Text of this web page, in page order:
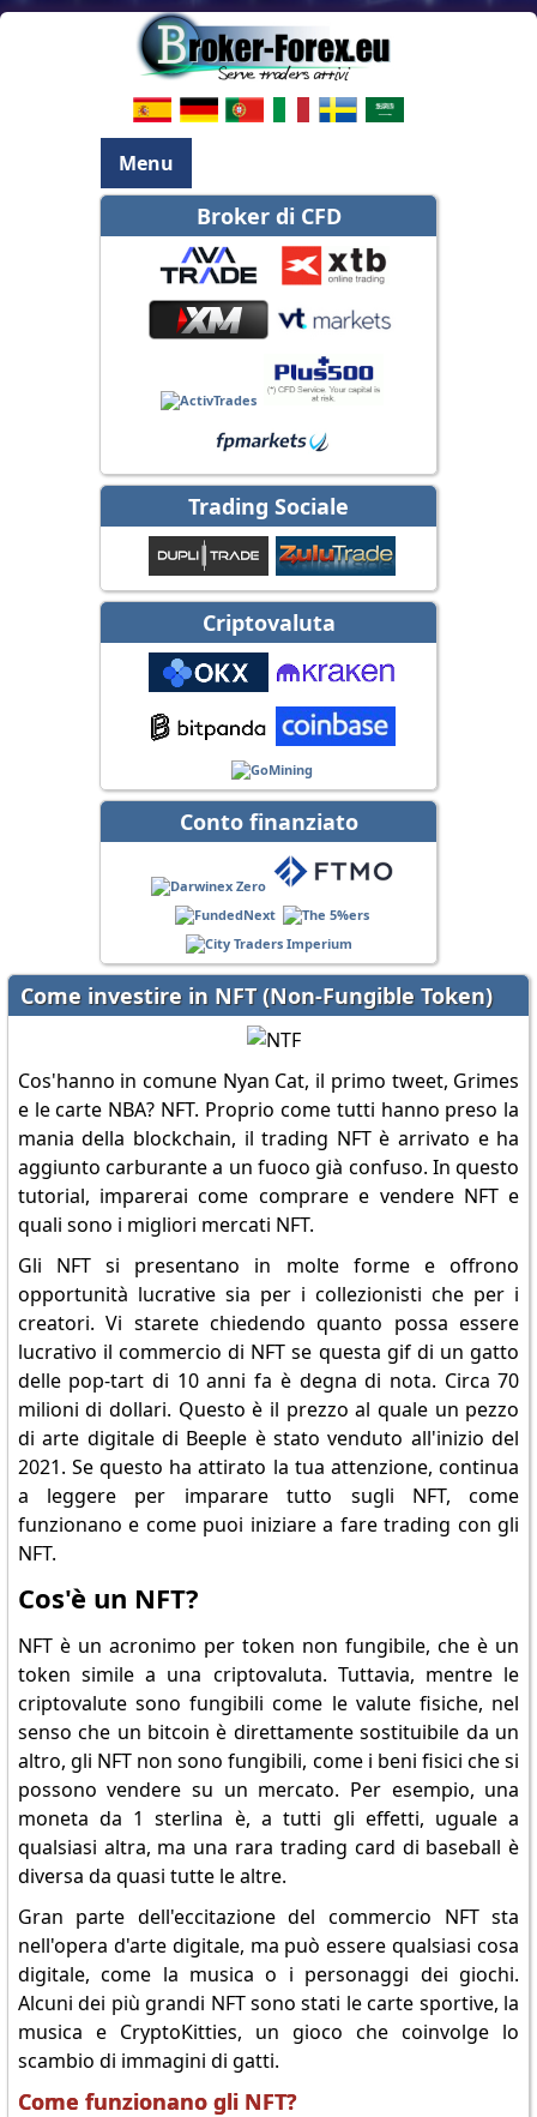
Menu
Broker di CFD
Trading Sociale
Criptovaluta
Conto finanziato
Come investire in NFT (Non-Fungible Token)
Cos'hanno in comune Nyan Cat, il primo tweet, Grimes
e le carte NBA? NFT. Proprio come tutti hanno preso la
mania della blockchain, il trading NFT è arrivato e ha
aggiunto carburante a un fuoco già confuso. In questo
tutorial, imparerai come comprare e vendere NFT e
quali sono i migliori mercati NFT.
Gli NFT si presentano in molte forme e offrono
opportunità lucrative sia per i collezionisti che per i
creatori. Vi starete chiedendo quanto possa essere
lucrativo il commercio di NFT se questa gif di un gatto
delle pop-tart di 10 anni fa è degna di nota. Circa 70
milioni di dollari. Questo è il prezzo al quale un pezzo
di arte digitale di Beeple è stato venduto all'inizio del
2021. Se questo ha attirato la tua attenzione, continua
a leggere per imparare tutto sugli NFT, come
funzionano e come puoi iniziare a fare trading con gli
NFT.
Cos'è un NFT?
NFT è un acronimo per token non fungibile, che è un
token simile a una criptovaluta. Tuttavia, mentre le
criptovalute sono fungibili come le valute fisiche, nel
senso che un bitcoin è direttamente sostituibile da un
altro, gli NFT non sono fungibili, come i beni fisici che si
possono vendere su un mercato. Per esempio, una
moneta da 1 sterlina è, a tutti gli effetti, uguale a
qualsiasi altra, ma una rara trading card di baseball è
diversa da quasi tutte le altre.
Gran parte dell'eccitazione del commercio NFT sta
nell'opera d'arte digitale, ma può essere qualsiasi cosa
digitale, come la musica o i personaggi dei giochi.
Alcuni dei più grandi NFT sono stati le carte sportive, la
musica e CryptoKitties, un gioco che coinvolge lo
scambio di immagini di gatti.
Come funzionano gli NFT?